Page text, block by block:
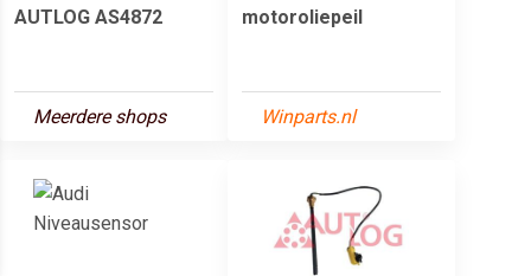
AUTLOG AS4872
Meerdere shops
motoroliepeil
Winparts.nl